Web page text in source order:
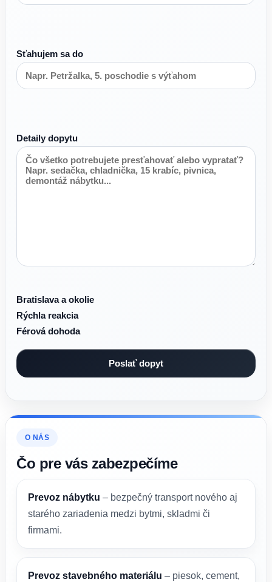
Sťahujem sa do
Detaily dopytu
Bratislava a okolie
Rýchla reakcia
Férová dohoda
O NÁS
Čo pre vás zabezpečíme
Prevoz nábytku – bezpečný transport nového aj
starého zariadenia medzi bytmi, skladmi či
firmami.
Prevoz stavebného materiálu – piesok, cement,